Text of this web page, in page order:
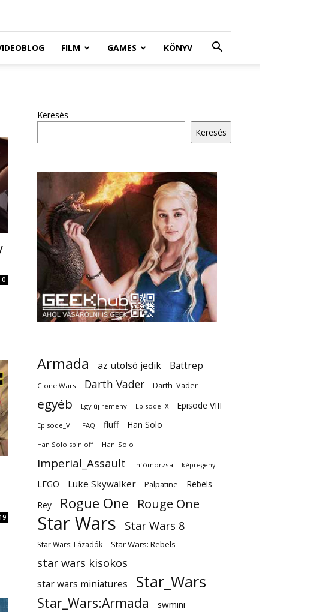
FILM GAMES KÖNYV
0
19
Keresés
Keresés
Armada az utolsó jedik Battrep
Clone Wars Darth Vader Darth_Vader
egyéb Egy új remény Episode IX Episode VIII
Episode_VII FAQ fluff Han Solo
Han Solo spin off Han_Solo
Imperial_Assault infómorzsa képregény
LEGO Luke Skywalker Palpatine
Rebels
Rey
Rogue One Rouge One
Star Wars Star Wars 8
Star Wars: Lázadók Star Wars: Rebels
star wars kisokos
star wars miniatures Star_Wars
Star_Wars:Armada swmini